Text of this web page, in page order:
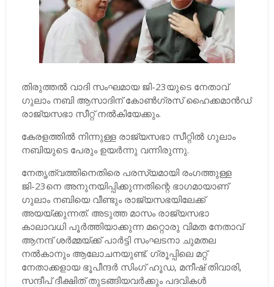
തിരുത്തല്‍ വാദി സംഘമായ ജി-23യുടെ നേതാവ്
ഗുലാം നബി ആസാദിന് കോണ്‍ഗ്രസ് ഹൈക്കമാന്‍ഡ്
രാജ്യസഭാ സീറ്റ് നല്‍കിയേക്കും.
കേരളത്തില്‍ നിന്നുള്ള രാജ്യസഭാ സീറ്റില്‍ ഗുലാം
നബിയുടെ പേരും ഉയര്‍ന്നു വന്നിരുന്നു.
നേതൃത്വത്തിനെതിരെ പരസ്യമായി രംഗത്തുള്ള
ജി-23നെ അനുനയിപ്പിക്കുന്നതിന്റെ ഭാഗമായാണ്
ഗുലാം നബിയെ വീണ്ടും രാജ്യസഭയിലേക്ക്
അയയ്ക്കുന്നത്. അടുത്ത മാസം രാജ്യസഭാ
കാലാവധി പൂര്‍ത്തിയാക്കുന്ന മറ്റൊരു വിമത നേതാവ്
ആനന്ദ് ശര്‍മ്മയ്‌ക്ക് പാര്‍ട്ടി സംഘടനാ ചുമതല
നല്‍കാനും ആലോചനയുണ്ട്. ഗ്രൂപ്പിലെ മറ്റ്
നേതാക്കളായ ഭൂപീന്ദര്‍ സിംഗ് ഹൂഡ, മനീഷ് തിവാരി,
സന്ദീപ് ദീക്ഷിത് തുടങ്ങിയവര്‍ക്കും പദവികള്‍